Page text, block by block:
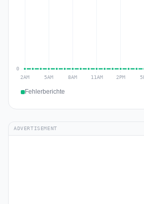
Fehlerberichte
ADVERTISEMENT